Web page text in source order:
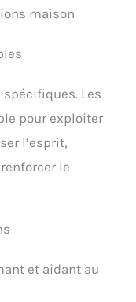
maison
Les
pour exploiter
l’esprit,
le
et aidant au